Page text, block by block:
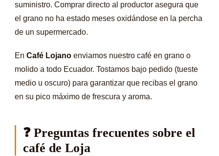
suministro. Comprar directo al productor asegura que
el grano no ha estado meses oxidándose en la percha
de un supermercado.
En Café Lojano enviamos nuestro café en grano o
molido a todo Ecuador. Tostamos bajo pedido (tueste
medio u oscuro) para garantizar que recibas el grano
en su pico máximo de frescura y aroma.
❓ Preguntas frecuentes sobre el
café de Loja